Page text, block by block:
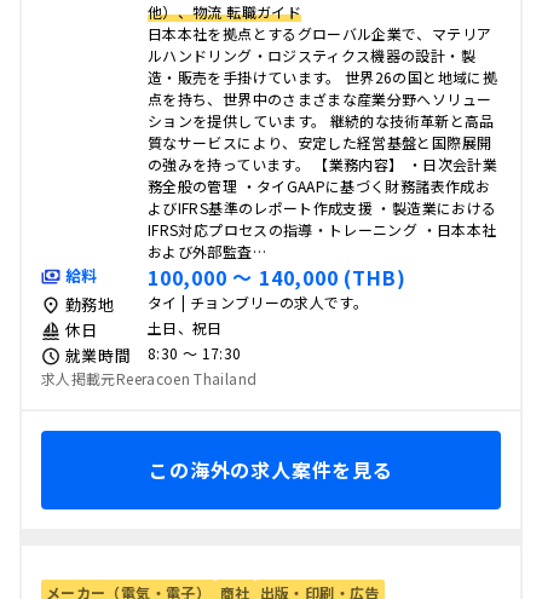
他）、物流 転職ガイド
日本本社を拠点とするグローバル企業で、マテリア
ルハンドリング・ロジスティクス機器の設計・製
造・販売を手掛けています。 世界26の国と地域に拠
点を持ち、世界中のさまざまな産業分野へソリュー
ションを提供しています。 継続的な技術革新と高品
質なサービスにより、安定した経営基盤と国際展開
の強みを持っています。 【業務内容】 ・日次会計業
務全般の管理 ・タイGAAPに基づく財務諸表作成お
よびIFRS基準のレポート作成支援 ・製造業における
IFRS対応プロセスの指導・トレーニング ・日本本社
および外部監査…
給料 100,000 〜 140,000 (THB)
勤務地 タイ | チョンブリーの求人です。
休日 土日、祝日
就業時間
8:30 〜 17:30
求人掲載元Reeracoen Thailand
この海外の求人案件を見る
メーカー（電気・電子） 商社 出版・印刷・広告